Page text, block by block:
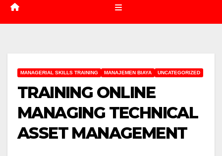
MANAGERIAL SKILLS TRAINING MANAJEMEN BIAYA UNCATEGORIZED
TRAINING ONLINE
MANAGING TECHNICAL
ASSET MANAGEMENT